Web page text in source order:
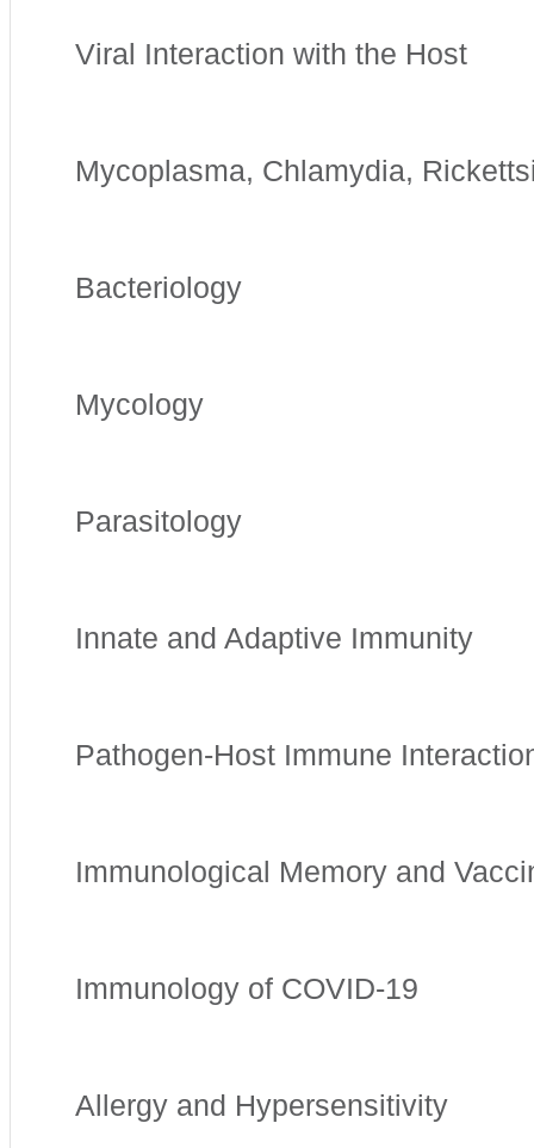
Viral Interaction with the Host
Mycoplasma, Chlamydia,
Bacteriology
Mycology
Parasitology
Innate and Adaptive Immunity
Pathogen-Host Immune
Immunological Memory and
Immunology of COVID-19
Allergy and Hypersensitivity